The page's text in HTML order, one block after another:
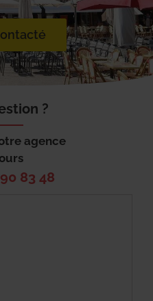
?
agence
83 48